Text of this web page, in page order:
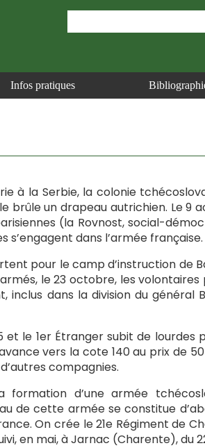
Infos pratiques
à la Serbie, la colonie
brûle un drapeau autrichien. Le 9
(la Rovnost, social-
dans l’armée française.
pour le camp d’instruction de
le 23 octobre, les
dans la division du général
et le 1er Étranger subit de lourdes
vers la cote 140 au prix de
compagnies.
formation d’une armée
de cette armée se constitue
On crée le 21e Régiment de
en mai, à Jarnac (Charente), du